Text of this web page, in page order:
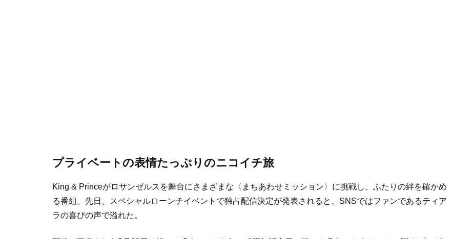
プライベートの表情たっぷりのニコイチ旅
King & Princeがロサンゼルスを舞台にさまざまな〈まちあわせミッション〉に挑戦し、ふたりの絆を確かめ
る番組。先日、スペシャルローンチイベントで独占配信決定が発表されると、SNSではファンであるティア
ラの喜びの声で溢れた。